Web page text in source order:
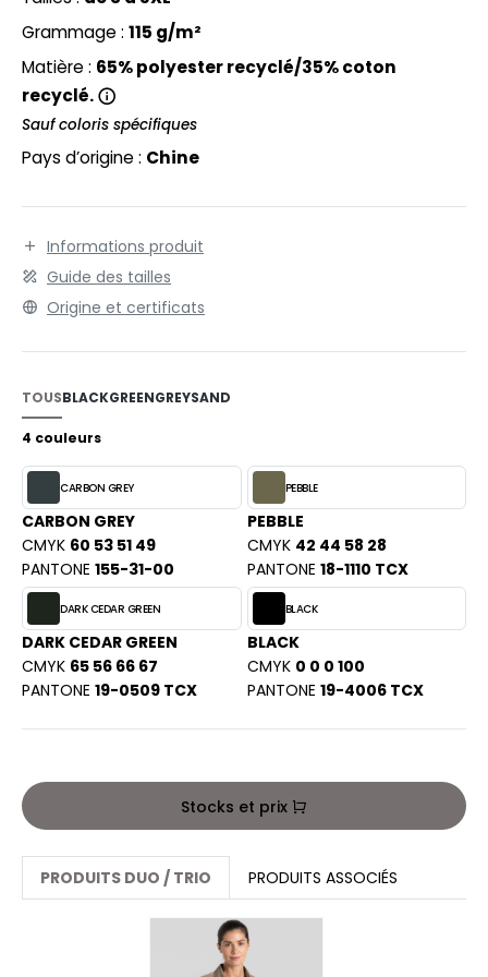
SHOPPING
VETEMENTS
SHIRT
SHIRT
PROFESSIONNELLE
ROW
OF THE LOOM
OF THE LOOM VINTAGE
- BLANKS
COOL
HOODS
T'S
SERIE
laver le vêtement pendant vos déplacements. Coupe
décontractée. Longueur 79 cm.
Grammage : 115 g/m²
Matière : 65% polyester recyclé/35% coton
recyclé.
Sauf coloris spécifiques
Pays d’origine : Chine
Informations produit
Guide des tailles
Origine et certificats
TOUSBLACKGREENGREYSAND
4 couleurs
CARBON GREY
CARBON GREY
CMYK 60 53 51 49
PANTONE 155-31-00
PEBBLE
PEBBLE
CMYK 42 44 58 28
PANTONE 18-1110 TCX
DARK CEDAR GREEN
DARK CEDAR GREEN
CMYK 65 56 66 67
PANTONE 19-0509 TCX
BLACK
BLACK
CMYK 0 0 0 100
PANTONE 19-4006 TCX
Stocks et prix
PRODUITS DUO / TRIO PRODUITS ASSOCIÉS